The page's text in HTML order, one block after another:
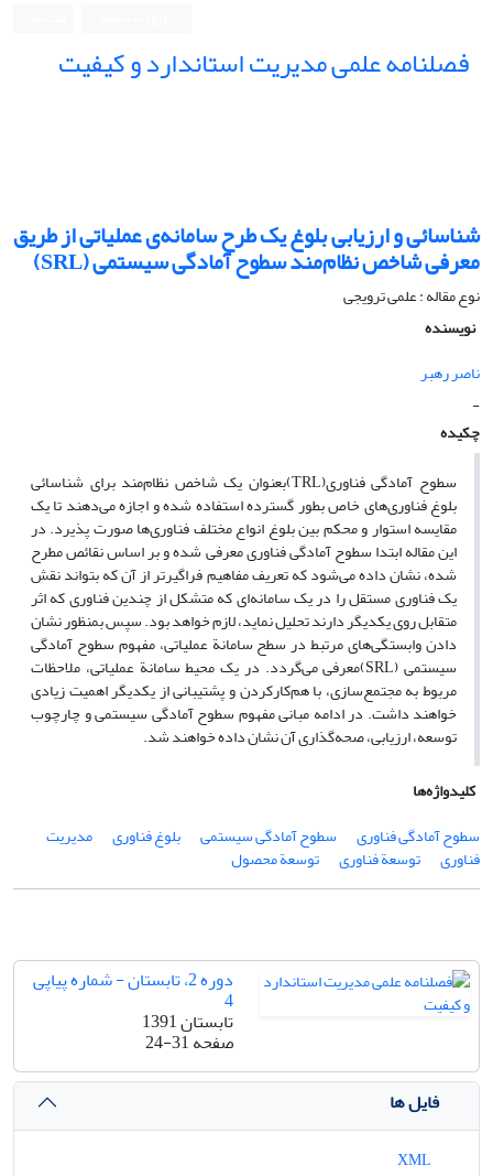
فصلنامه علمی مدیریت استاندارد و کیفیت
شناسائی و ارزیابی بلوغ یک طرح سامانه‌ی عملیاتی از طریق
معرفی شاخص نظام‌مند سطوح آمادگی سیستمی (SRL)
نوع مقاله : علمی ترویجی
نویسنده
ناصر رهبر
-
چکیده
سطوح آمادگی فناوری(TRL)بعنوان یک شاخص نظام‌مند برای شناسائی
بلوغ فناوری‌های خاص بطور گسترده استفاده شده و اجازه می‌دهند تا یک
مقایسه استوار و محکم بین بلوغ انواع مختلف فناوری‌ها صورت پذیرد. در
این مقاله ابتدا سطوح آمادگی فناوری معرفی شده و بر اساس نقائص مطرح
شده، نشان داده می‌شود که تعریف مفاهیم فراگیرتر از آن که بتواند نقش
یک فناوری مستقل را در یک سامانه‌ای که متشکل از چندین فناوری که اثر
متقابل روی یکدیگر دارند تحلیل نماید، لازم خواهد بود. سپس بمنظور نشان
دادن وابستگی‌های مرتبط در سطح سامانة عملیاتی، مفهوم سطوح آمادگی
سیستمی (SRL)معرفی می‌گردد. در یک محیط سامانة عملیاتی، ملاحظات
مربوط به مجتمع‌سازی، با هم‌کارکردن و پشتیبانی از یکدیگر اهمیت زیادی
خواهند داشت. در ادامه مبانی مفهوم سطوح آمادگی سیستمی و چارچوب
توسعه، ارزیابی، صحه‌گذاری آن نشان داده خواهند شد.
کلیدواژه‌ها
سطوح آمادگی فناوری
سطوح آمادگی سیستمی بلوغ فناوری مدیریت
فناوری توسعة فناوری توسعة محصول
دوره 2، تابستان - شماره پیاپی
4
تابستان 1391
صفحه24-31
فایل ها